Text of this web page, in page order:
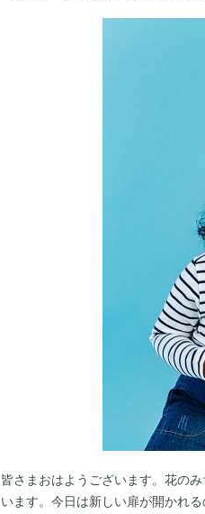
皆さまおはようございます。花の
います。今日は新しい扉が開かれ